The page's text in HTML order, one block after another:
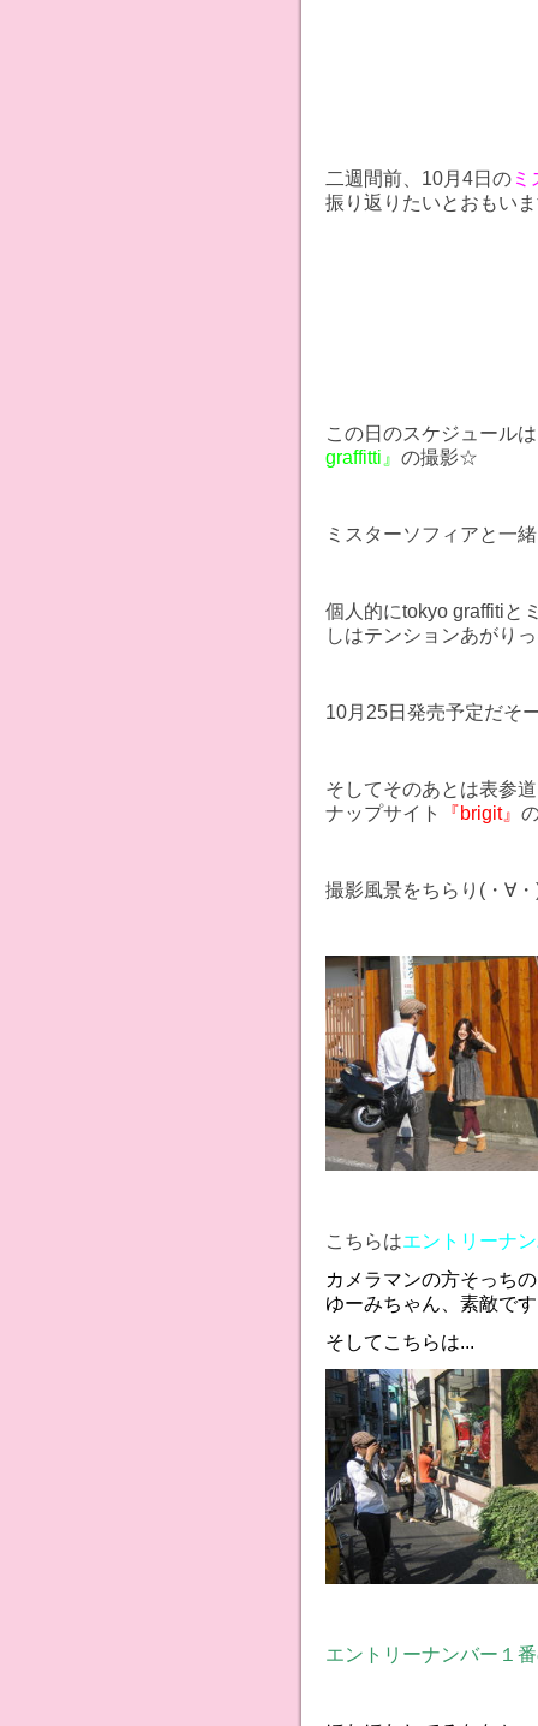
二週間前、10月4日の
振り返りたいとおもい
この日のスケジュール
graffitti』 の撮影☆
ミスターソフィアと一
個人的にtokyo graffitiと
しはテンションあがり
10月25日発売予定だそ
そしてそのあとは表参
ナップサイト
『brigit』
撮影風景をちらり(・∀
こちらはエントリーナ
カメラマンの方そっち
ゆーみちゃん、素敵で
そしてこちらは...
エントリーナンバー１